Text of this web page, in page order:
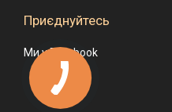
Приєднуйтесь
Ми у Facebook